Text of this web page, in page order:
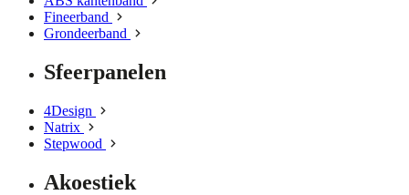
Fineerband
Grondeerband
Sfeerpanelen
4Design
Natrix
Stepwood
Akoestiek